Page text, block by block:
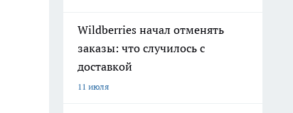
Wildberries начал отменять
заказы: что случилось с
доставкой
11 июля